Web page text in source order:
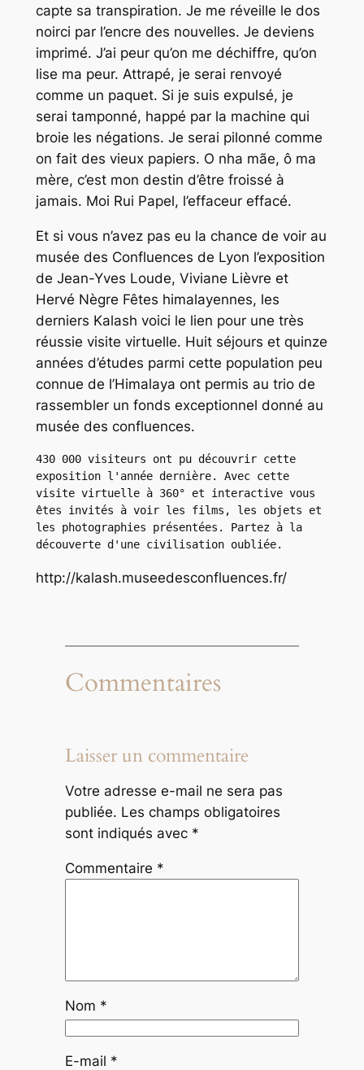
capte sa transpiration. Je me réveille le dos
noirci par l’encre des nouvelles. Je deviens
imprimé. J’ai peur qu’on me déchiffre, qu’on
lise ma peur. Attrapé, je serai renvoyé
comme un paquet. Si je suis expulsé, je
serai tamponné, happé par la machine qui
broie les négations. Je serai pilonné comme
on fait des vieux papiers. O nha mãe, ô ma
mère, c’est mon destin d’être froissé à
jamais. Moi Rui Papel, l’effaceur effacé.
Et si vous n’avez pas eu la chance de voir au
musée des Confluences de Lyon l’exposition
de Jean-Yves Loude, Viviane Lièvre et
Hervé Nègre Fêtes himalayennes, les
derniers Kalash voici le lien pour une très
réussie visite virtuelle. Huit séjours et quinze
années d’études parmi cette population peu
connue de l’Himalaya ont permis au trio de
rassembler un fonds exceptionnel donné au
musée des confluences.
430 000 visiteurs ont pu découvrir cette
exposition l'année dernière. Avec cette
visite virtuelle à 360° et interactive vous
êtes invités à voir les films, les objets et
les photographies présentées. Partez à la
découverte d'une civilisation oubliée.
http://kalash.museedesconfluences.fr/
Commentaires
Laisser un commentaire
Votre adresse e-mail ne sera pas
publiée. Les champs obligatoires
sont indiqués avec *
Commentaire *
Nom *
E-mail *